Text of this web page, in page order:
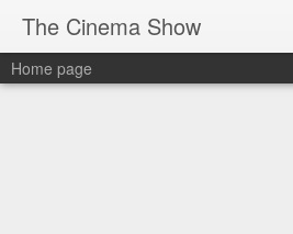
The Cinema Show
Home page